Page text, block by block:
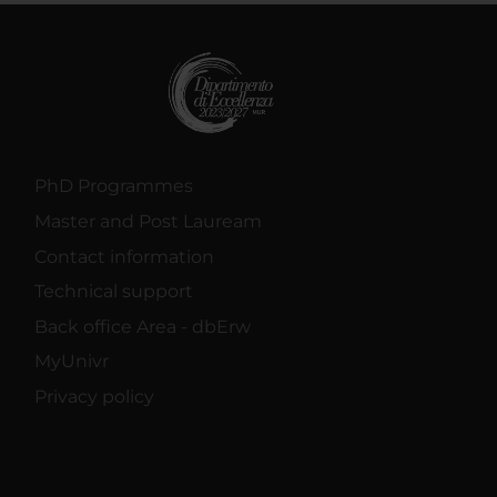
PhD Programmes
Master and Post Lauream
Contact information
Technical support
Back office Area - dbErw
MyUnivr
Privacy policy